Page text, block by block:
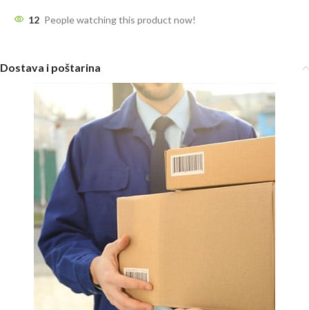
12 People watching this product now!
Dostava i poštarina